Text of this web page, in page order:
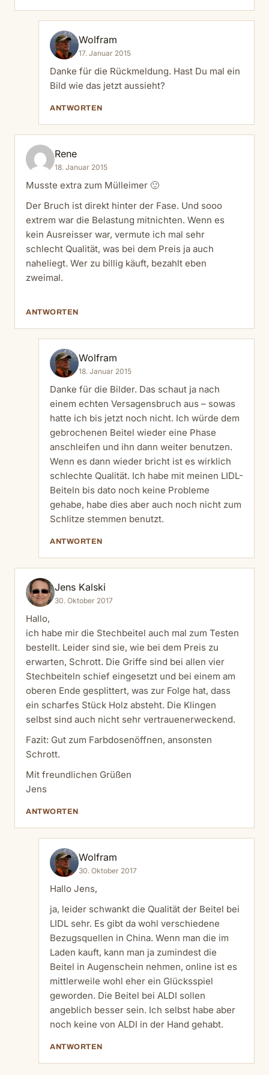
Wolfram
17. Januar 2015
Danke für die Rückmeldung. Hast Du mal ein
Bild wie das jetzt aussieht?
ANTWORTEN
Rene
18. Januar 2015
Musste extra zum Mülleimer 🙂
Der Bruch ist direkt hinter der Fase. Und sooo
extrem war die Belastung mitnichten. Wenn es
kein Ausreisser war, vermute ich mal sehr
schlecht Qualität, was bei dem Preis ja auch
naheliegt. Wer zu billig käuft, bezahlt eben
zweimal.
ANTWORTEN
Wolfram
18. Januar 2015
Danke für die Bilder. Das schaut ja nach
einem echten Versagensbruch aus – sowas
hatte ich bis jetzt noch nicht. Ich würde dem
gebrochenen Beitel wieder eine Phase
anschleifen und ihn dann weiter benutzen.
Wenn es dann wieder bricht ist es wirklich
schlechte Qualität. Ich habe mit meinen LIDL-
Beiteln bis dato noch keine Probleme
gehabe, habe dies aber auch noch nicht zum
Schlitze stemmen benutzt.
ANTWORTEN
Jens Kalski
30. Oktober 2017
Hallo,
ich habe mir die Stechbeitel auch mal zum Testen
bestellt. Leider sind sie, wie bei dem Preis zu
erwarten, Schrott. Die Griffe sind bei allen vier
Stechbeiteln schief eingesetzt und bei einem am
oberen Ende gesplittert, was zur Folge hat, dass
ein scharfes Stück Holz absteht. Die Klingen
selbst sind auch nicht sehr vertrauenerweckend.
Fazit: Gut zum Farbdosenöffnen, ansonsten
Schrott.
Mit freundlichen Grüßen
Jens
ANTWORTEN
Wolfram
30. Oktober 2017
Hallo Jens,
ja, leider schwankt die Qualität der Beitel bei
LIDL sehr. Es gibt da wohl verschiedene
Bezugsquellen in China. Wenn man die im
Laden kauft, kann man ja zumindest die
Beitel in Augenschein nehmen, online ist es
mittlerweile wohl eher ein Glücksspiel
geworden. Die Beitel bei ALDI sollen
angeblich besser sein. Ich selbst habe aber
noch keine von ALDI in der Hand gehabt.
ANTWORTEN